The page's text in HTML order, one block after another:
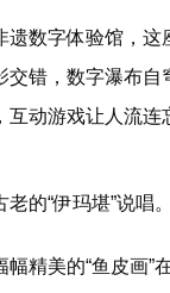
遗数字体验馆，这
交错，数字瀑布自
互动游戏让人流连
老的“伊玛堪”说唱
幅精美的“鱼皮画”